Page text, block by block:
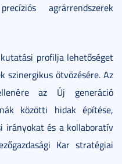
agrárrendszerek
profilja lehetőséget
szinergikus ötvözésére. Az
az Új generáció
közötti hidak építése,
irányokat és a kollaboratív
Kar stratégiai